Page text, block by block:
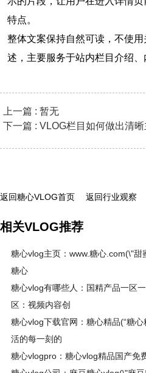
特点。
整体文案保持自然可读，不使
述，主要服务于站内栏目介绍、
上一篇 : 暂无
下一篇 : VLOG栏目如何做出清晰
返回糖心VLOG首页 返回行业观察
相关VLOG推荐
糖心vlog主页：www.糖心.com(\"
糖心
糖心vlog有哪些人：国精产品一区
区：视频内容创
糖心vlog下载官网：糖心精品(“糖
活的每一刻的
糖心vlogpro：糖心vlog精品国产免